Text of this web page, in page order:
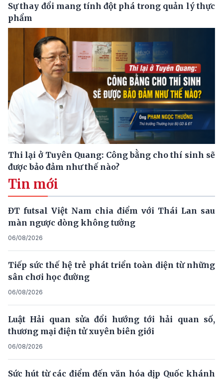
Sự thay đổi mang tính đột phá trong quản lý thực
phẩm
Thi lại ở Tuyên Quang: Công bằng cho thí sinh sẽ
được bảo đảm như thế nào?
Tin mới
ĐT futsal Việt Nam chia điểm với Thái Lan sau
màn ngược dòng không tưởng
06/08/2026
Tiếp sức thế hệ trẻ phát triển toàn diện từ những
sân chơi học đường
06/08/2026
Luật Hải quan sửa đổi hướng tới hải quan số,
thương mại điện tử xuyên biên giới
06/08/2026
Sức hút từ các điểm đến văn hóa dịp Quốc khánh